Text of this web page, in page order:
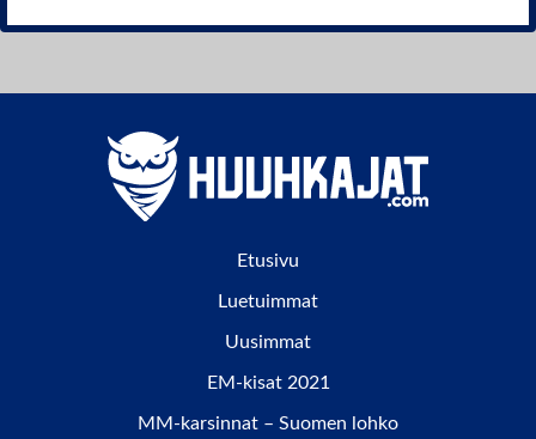
Etusivu
Luetuimmat
Uusimmat
EM-kisat 2021
MM-karsinnat – Suomen lohko